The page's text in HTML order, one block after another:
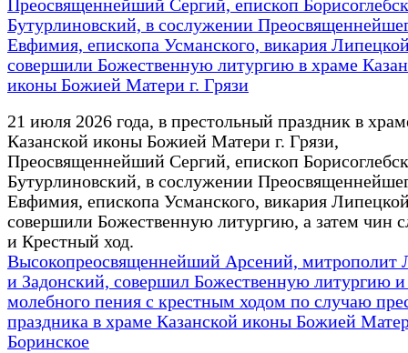
Преосвященнейший Сергий, епископ
Бутурлиновский, в сослужении
Евфимия, епископа Усманского, викария
совершили Божественную литургию в храме
иконы Божией Матери г. Грязи
21 июля 2026 года, в престольный праздник в
Казанской иконы Божией Матери г. Грязи,
Преосвященнейший Сергий, епископ
Бутурлиновский, в сослужении
Евфимия, епископа Усманского, викария
совершили Божественную литургию, а затем чин
и Крестный ход.
Высокопреосвященнейший Арсений, митрополит
и Задонский, совершил Божественную литургию
молебного пения с крестным ходом по случаю
праздника в храме Казанской иконы Божией
Боринское